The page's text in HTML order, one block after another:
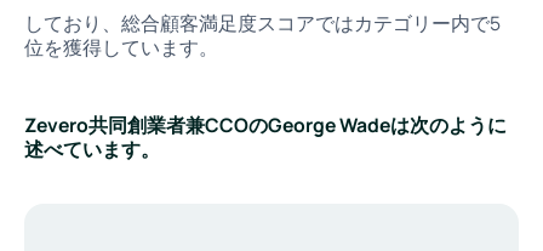
しており、総合顧客満足度スコアではカテゴリー内で5
位を獲得しています。
Zevero共同創業者兼CCOのGeorge Wadeは次のように
述べています。